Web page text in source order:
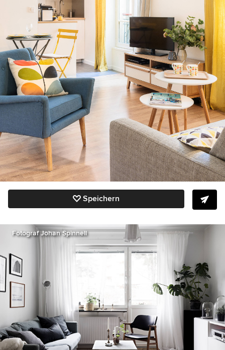
Speichern
Fotograf Johan Spinnell